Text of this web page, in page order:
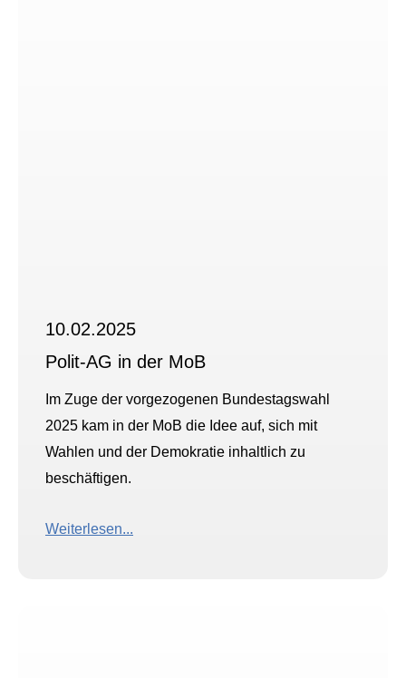
10.02.2025
Polit-AG in der MoB
Im Zuge der vorgezogenen Bundestagswahl
2025 kam in der MoB die Idee auf, sich mit
Wahlen und der Demokratie inhaltlich zu
beschäftigen.
Weiterlesen...